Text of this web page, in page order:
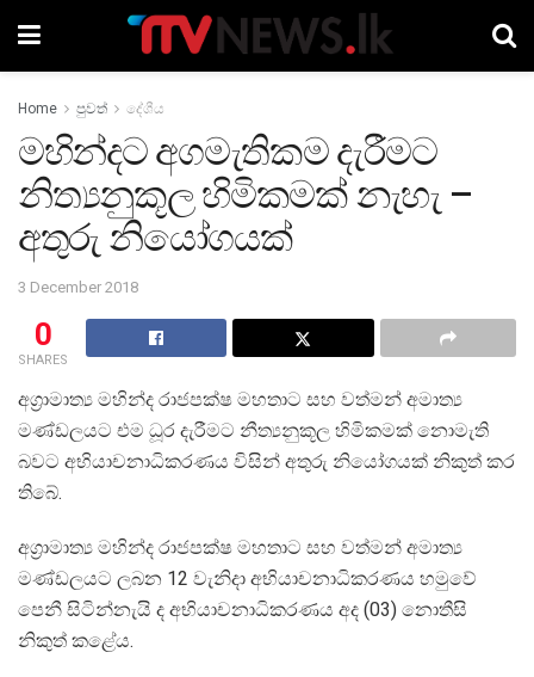
Home පුවත් දේශීය
මහින්දට අගමැතිකම දැරීමට
නිත්‍යනුකූල හිමිකමක් නැහැ –
අතුරු නියෝගයක්
3 December 2018
0
SHARES
අග්‍රාමාත්‍ය මහින්ද රාජපක්ෂ මහතාට සහ වත්මන් අමාත්‍ය
මණ්ඩලයට එම ධූර දැරීමට නීත්‍යනුකූල හිමිකමක් නොමැති
බවට අභියාචනාධිකරණය විසින් අතුරු නියෝගයක් නිකුත් කර
තිබේ.
අග්‍රාමාත්‍ය මහින්ද රාජපක්ෂ මහතාට සහ වත්මන් අමාත්‍ය
මණ්ඩලයට ලබන 12 වැනිදා අභියාචනාධිකරණය හමුවේ
පෙනී සිටින්නැයි ද අභියාචනාධිකරණය අද (03) නොතීසි
නිකුත් කළේය.